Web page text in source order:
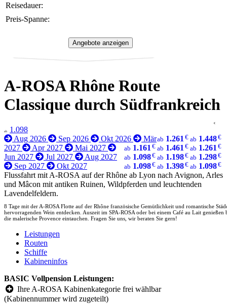
Reisedauer:
Preis-Spanne:
A-ROSA Rhône Route
Classique durch Südfrankreich
ab 1.098
€
Aug 2026 ab 1.448€
Sep 2026 ab 1.261 €
Okt 2026
ab 1.261 €
Mär
2027
ab 1.461 €
Apr 2027 ab 1.161 €
Mai 2027
ab 1.298€
Jun 2027 ab 1.198€
Jul 2027 ab 1.098€
Aug 2027
ab 1.098€
Sep 2027 ab 1.398€
Okt 2027 ab 1.098€
Flussfahrt mit A-ROSA auf der Rhône ab Lyon nach Avignon, Arles
und Mâcon mit antiken Ruinen, Wildpferden und leuchtenden
Lavendelfeldern.
8 Tage mit der A-ROSA Flotte auf der Rhône französische Gemütlichkeit und romantische
hervorragenden Wein entdecken. Auszeit im SPA-ROSA oder bei einem Café au Lait genießen
die malerische Provence eintauchen. Fragen Sie uns, wir beraten Sie gern!
Leistungen
Routen
Schiffe
Kabineninfos
BASIC Vollpension Leistungen:
Ihre A-ROSA Kabinenkategorie frei wählbar
(Kabinennummer wird zugeteilt)